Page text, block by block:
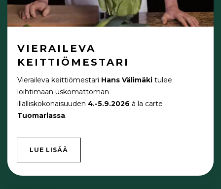
VIERAILEVA
KEITTIÖMESTARI
Vieraileva keittiömestari Hans Välimäki tulee
loihtimaan uskomattoman
illalliskokonaisuuden 4.-5.9.2026 à la carte
Tuomarlassa.
LUE LISÄÄ